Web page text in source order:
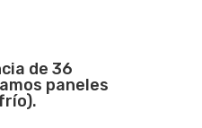
de 36
paneles